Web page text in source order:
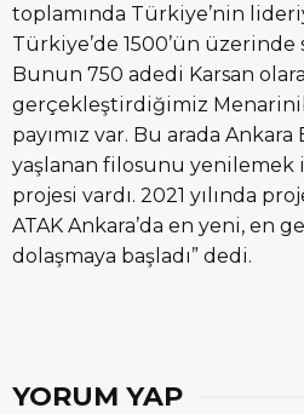
toplamında Türkiye’nin
Türkiye’de 1500’ün üzerinde
Bunun 750 adedi Karsan
gerçekleştirdiğimiz
payımız var. Bu arada
yaşlanan filosunu
projesi vardı. 2021 yılında
ATAK Ankara’da en yeni, en
dolaşmaya başladı” dedi.
YORUM YAP